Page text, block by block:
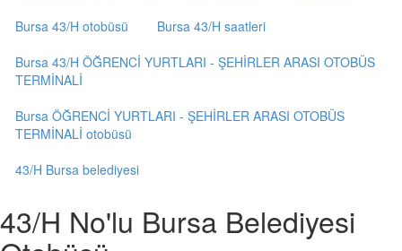
Bursa 43/H otobüsü
Bursa 43/H saatleri
Bursa 43/H ÖĞRENCİ YURTLARI - ŞEHİRLER ARASI OTOBÜS
TERMİNALİ
Bursa ÖĞRENCİ YURTLARI - ŞEHİRLER ARASI OTOBÜS
TERMİNALİ otobüsü
43/H Bursa belediyesi
43/H No'lu Bursa Belediyesi